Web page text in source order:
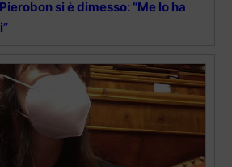
si è dimesso: “Me lo ha